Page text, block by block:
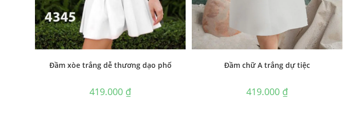
Đầm xòe trắng dễ thương dạo phố
419.000 ₫
Đầm chữ A trắng dự tiệc
419.000 ₫